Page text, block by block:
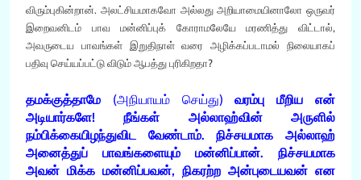
விரும்புகின்றான். அலட்சியமாகவோ அல்லது அறியாமையினாலோ ஒருவர்
இறைவனிடம் பாவ மன்னிப்புக் கோராமலேயே மரணித்து விட்டால்,
அவருடைய பாவங்கள் இறுதிநாள் வரை அழிக்கப்படாமல் நிலையாகப்
பதிவு செய்யப்பட்டு விடும் ஆபத்து புரிகிறதா?
தமக்குத்தாமே (அநியாயம் செய்து) வரம்பு மீறிய என்
அடியார்களே! நீங்கள் அல்லாஹ்வின் அருளில்
நம்பிக்கையிழந்துவிட வேண்டாம். நிச்சயமாக அல்லாஹ்
அனைத்துப் பாவங்களையும் மன்னிப்பான். நிச்சயமாக
அவன் மிக்க மன்னிப்பவன், நிகரற்ற அன்புடையவன் என